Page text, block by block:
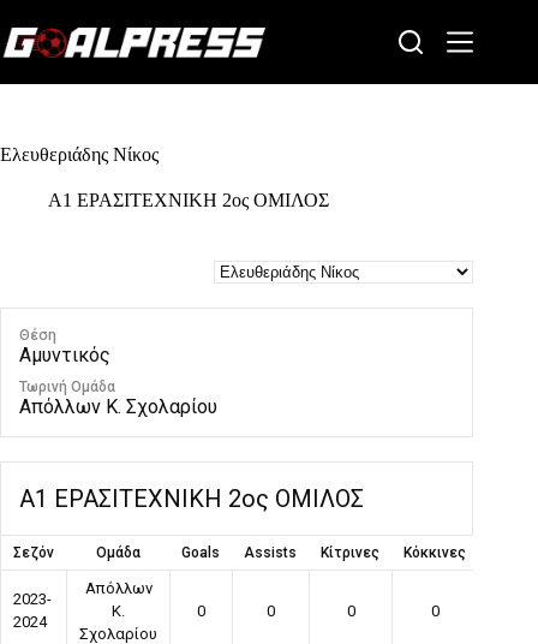
to
content
Ελευθεριάδης Νίκος
Α1 ΕΡΑΣΙΤΕΧΝΙΚΗ 2ος ΟΜΙΛΟΣ
Θέση
Αμυντικός
Τωρινή Ομάδα
Απόλλων Κ. Σχολαρίου
Α1 ΕΡΑΣΙΤΕΧΝΙΚΗ 2ος ΟΜΙΛΟΣ
Σεζόν Ομάδα Goals Assists Κίτρινες Κόκκινες
2023-
2024
Απόλλων
Κ.
Σχολαρίου
0 0 0 0